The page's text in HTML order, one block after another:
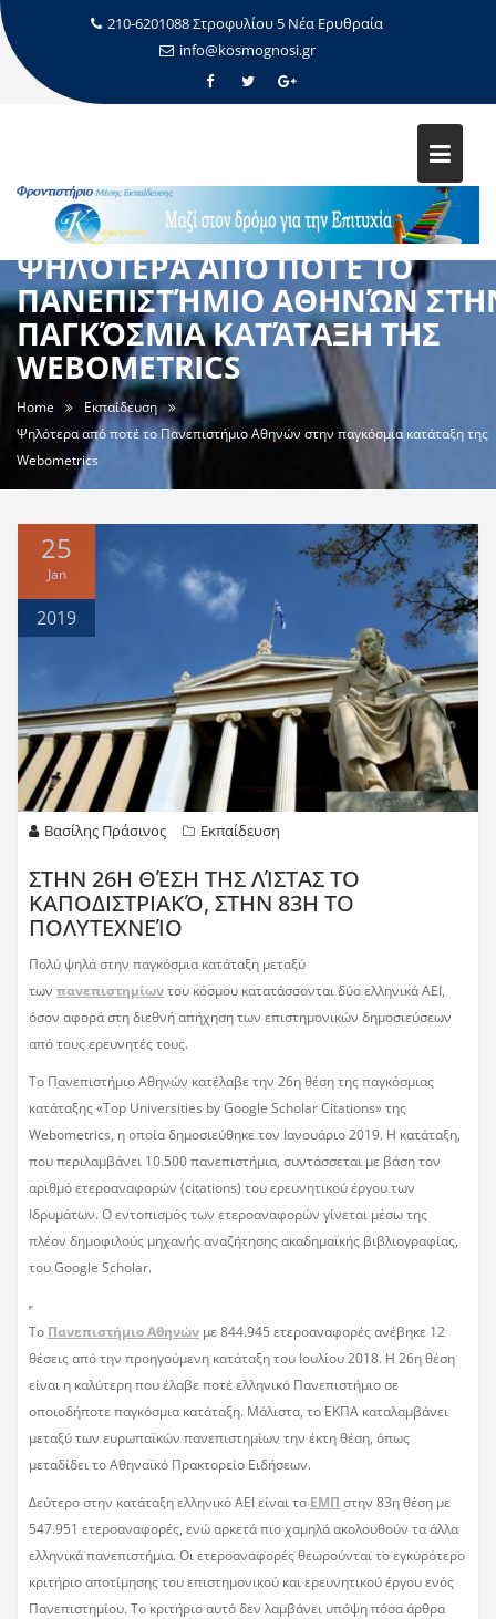
210-6201088 Στροφυλίου 5 Νέα Ερυθραία
info@kosmognosi.gr
ΨΗΛΌΤΕΡΑ ΑΠΌ ΠΟΤΈ ΤΟ
ΠΑΝΕΠΙΣΤΉΜΙΟ ΑΘΗΝΏΝ
ΠΑΓΚΌΣΜΙΑ ΚΑΤΆΤΑΞΗ ΤΗΣ
WEBOMETRICS
Home
Εκπαίδευση
Ψηλότερα από ποτέ το Πανεπιστήμιο Αθηνών στην παγκόσμια κατάταξη της
Webometrics
25
Jan
2019
Βασίλης Πράσινος Εκπαίδευση
ΣΤΗΝ 26Η ΘΈΣΗ ΤΗΣ ΛΊΣΤΑΣ ΤΟ
ΚΑΠΟΔΙΣΤΡΙΑΚΌ, ΣΤΗΝ 83Η ΤΟ
ΠΟΛΥΤΕΧΝΕΊΟ
Πολύ ψηλά στην παγκόσμια κατάταξη μεταξύ
των πανεπιστημίωντου κόσμου κατατάσσονται δύο ελληνικά ΑΕΙ,
όσον αφορά στη διεθνή απήχηση των επιστημονικών δημοσιεύσεων
από τους ερευνητές τους.
Το Πανεπιστήμιο Αθηνών κατέλαβε την 26η θέση της παγκόσμιας
κατάταξης «Top Universities by Google Scholar Citations» της
Webometrics, η οποία δημοσιεύθηκε τον Ιανουάριο 2019. Η κατάταξη,
που περιλαμβάνει 10.500 πανεπιστήμια, συντάσσεται με βάση τον
αριθμό ετεροαναφορών (citations) του ερευνητικού έργου των
Ιδρυμάτων. Ο εντοπισμός των ετεροαναφορών γίνεται μέσω της
πλέον δημοφιλούς μηχανής αναζήτησης ακαδημαϊκής βιβλιογραφίας,
του Google Scholar.
Το Πανεπιστήμιο Αθηνών με 844.945 ετεροαναφορές ανέβηκε 12
θέσεις από την προηγούμενη κατάταξη του Ιουλίου 2018. Η 26η θέση
είναι η καλύτερη που έλαβε ποτέ ελληνικό Πανεπιστήμιο σε
οποιοδήποτε παγκόσμια κατάταξη. Μάλιστα, το ΕΚΠΑ καταλαμβάνει
μεταξύ των ευρωπαϊκών πανεπιστημίων την έκτη θέση, όπως
μεταδίδει το Αθηναϊκό Πρακτορείο Ειδήσεων.
Δεύτερο στην κατάταξη ελληνικό ΑΕΙ είναι το ΕΜΠ στην 83η θέση με
547.951 ετεροαναφορές, ενώ αρκετά πιο χαμηλά ακολουθούν τα άλλα
ελληνικά πανεπιστήμια. Οι ετεροαναφορές θεωρούνται το εγκυρότερο
κριτήριο αποτίμησης του επιστημονικού και ερευνητικού έργου ενός
Πανεπιστημίου. Το κριτήριο αυτό δεν λαμβάνει υπόψη πόσα άρθρα